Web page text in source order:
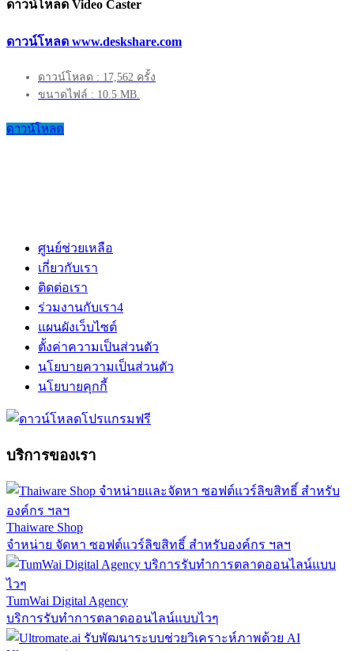
ดาวน์โหลด Video Caster
ดาวน์โหลด www.deskshare.com
ดาวน์โหลด : 17,562 ครั้ง
ขนาดไฟล์ : 10.5 MB.
ดาวน์โหลด
ศูนย์ช่วยเหลือ
เกี่ยวกับเรา
ติดต่อเรา
ร่วมงานกับเรา4
แผนผังเว็บไซต์
ตั้งค่าความเป็นส่วนตัว
นโยบายความเป็นส่วนตัว
นโยบายคุกกี้
บริการของเรา
Thaiware Shop
จำหน่าย จัดหา ซอฟต์แวร์ลิขสิทธิ์ สำหรับองค์กร ฯลฯ
TumWai Digital Agency
บริการรับทำการตลาดออนไลน์แบบไวๆ